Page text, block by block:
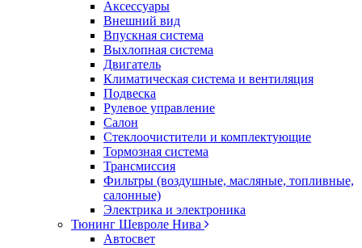
Аксессуары
Внешний вид
Впускная система
Выхлопная система
Двигатель
Климатическая система и вентиляция
Подвеска
Рулевое управление
Салон
Стеклоочистители и комплектующие
Тормозная система
Трансмиссия
Фильтры (воздушные, масляные, топливные,
салонные)
Электрика и электроника
Тюнинг Шевроле Нива
Автосвет